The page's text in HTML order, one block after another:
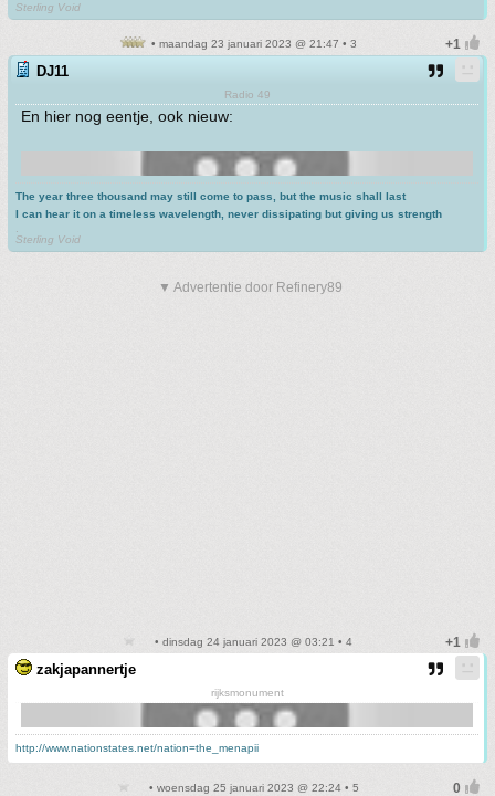
Sterling Void
• maandag 23 januari 2023 @ 21:47 • 3
DJ11
Radio 49
En hier nog eentje, ook nieuw:
The year three thousand may still come to pass, but the music shall last
I can hear it on a timeless wavelength, never dissipating but giving us strength
Sterling Void
▼ Advertentie door Refinery89
• dinsdag 24 januari 2023 @ 03:21 • 4
zakjapannertje
rijksmonument
http://www.nationstates.net/nation=the_menapii
• woensdag 25 januari 2023 @ 22:24 • 5